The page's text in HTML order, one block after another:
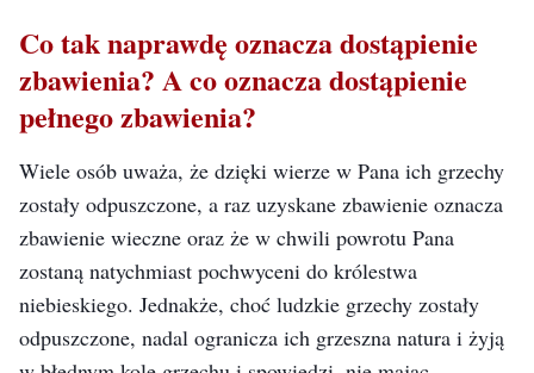
Co tak naprawdę oznacza dostąpienie
zbawienia? A co oznacza dostąpienie
pełnego zbawienia?
Wiele osób uważa, że dzięki wierze w Pana ich grzechy
zostały odpuszczone, a raz uzyskane zbawienie oznacza
zbawienie wieczne oraz że w chwili powrotu Pana
zostaną natychmiast pochwyceni do królestwa
niebieskiego. Jednakże, choć ludzkie grzechy zostały
odpuszczone, nadal ogranicza ich grzeszna natura i żyją